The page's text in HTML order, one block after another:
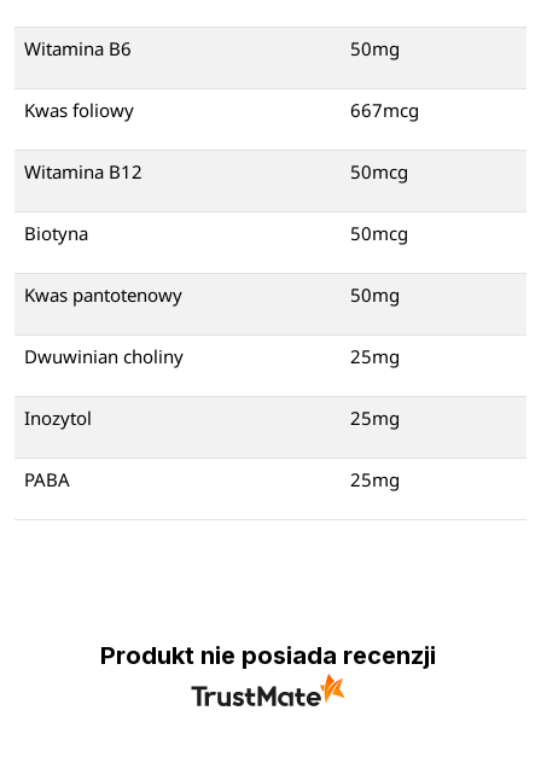
Witamina B6 50mg
Kwas foliowy 667mcg
Witamina B12 50mcg
Biotyna 50mcg
Kwas pantotenowy 50mg
Dwuwinian choliny 25mg
Inozytol 25mg
PABA 25mg
Produkt nie posiada recenzji